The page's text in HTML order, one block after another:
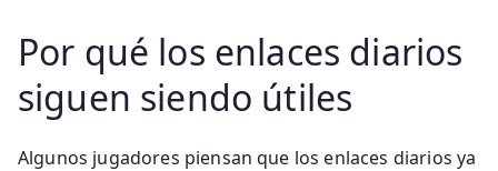
Por qué los enlaces diarios
siguen siendo útiles
Algunos jugadores piensan que los enlaces diarios ya